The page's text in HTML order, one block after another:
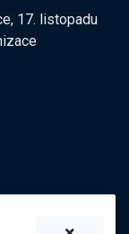
17. listopadu